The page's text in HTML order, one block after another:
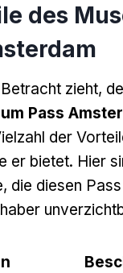
des
zieht,
Pass
der
er bietet. Hier
die diesen